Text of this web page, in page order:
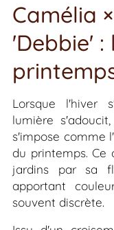
Camélia
'Debbie' :
Lorsque l'hiver
lumière
s'impose comme
du printemps. Ce
jardins par sa
apportant
souvent discrète.